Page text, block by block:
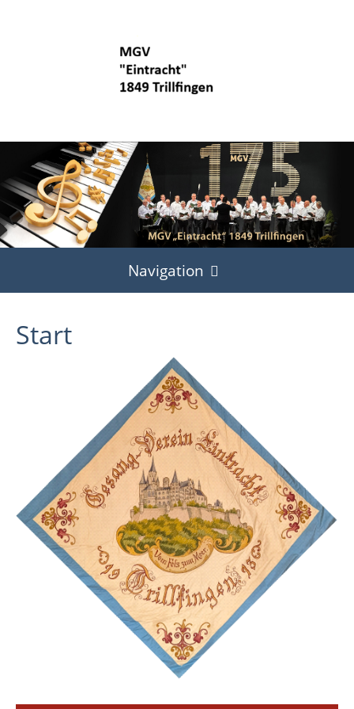
Navigation
Bilder
Chor
Chronik
Bauerntheater
Braubach
Vereinssatzung
Impressum
Start